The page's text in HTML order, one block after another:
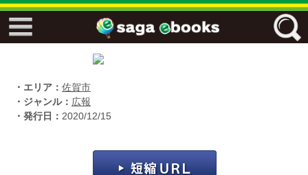
・エリア： 佐賀市
・ジャンル： 広報
・発行日： 2020/12/15